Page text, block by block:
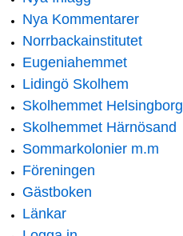
Nya Kommentarer
Norrbackainstitutet
Eugeniahemmet
Lidingö Skolhem
Skolhemmet Helsingborg
Skolhemmet Härnösand
Sommarkolonier m.m
Föreningen
Gästboken
Länkar